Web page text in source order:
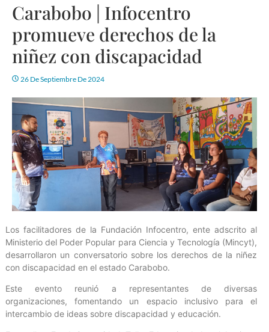
Carabobo | Infocentro
promueve derechos de la
niñez con discapacidad
26 De Septiembre De 2024
Los facilitadores de la Fundación Infocentro, ente adscrito al
Ministerio del Poder Popular para Ciencia y Tecnología (Mincyt),
desarrollaron un conversatorio sobre los derechos de la niñez
con discapacidad en el estado Carabobo.
Este evento reunió a representantes de diversas
organizaciones, fomentando un espacio inclusivo para el
intercambio de ideas sobre discapacidad y educación.